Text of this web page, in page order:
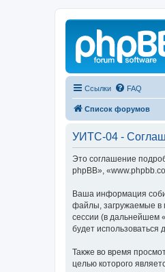
Ссылки FAQ
Список форумов
УИТС-04 -
Это соглашение
phpBB»,
Ваша информация
файлы, загружаемые в
сессии (в дальнейшем
будет
Также во время
целью которого